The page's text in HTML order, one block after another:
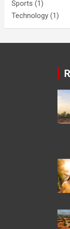
Sports (1)
Technology (1)